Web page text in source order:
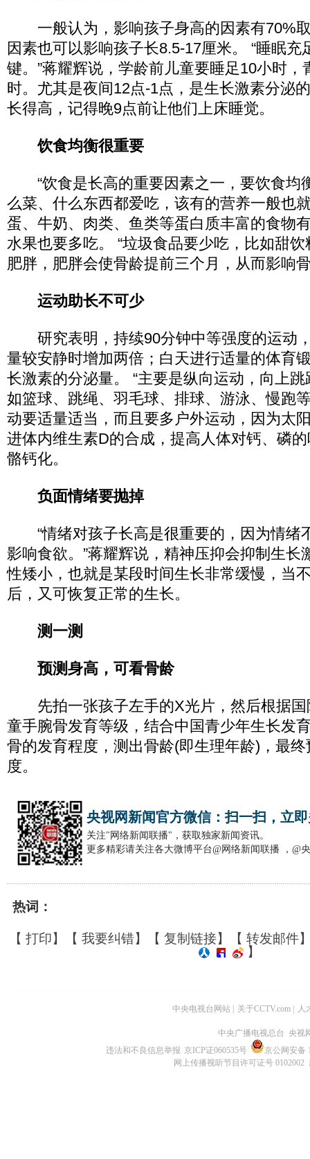
一般认为，影响孩子身高的因素有70%
因素也可以影响孩子长8.5-17厘米。 “睡眠充
键。”蒋耀辉说，学龄前儿童要睡足10小时，
时。尤其是夜间12点-1点，是生长激素分泌
长得高，记得晚9点前让他们上床睡觉。
饮食均衡很重要
“饮食是长高的重要因素之一，要饮食均
么菜、什么东西都爱吃，该有的营养一般也
蛋、牛奶、肉类、鱼类等蛋白质丰富的食物
水果也要多吃。 “垃圾食品要少吃，比如甜
肥胖，肥胖会使骨龄提前三个月，从而影响
运动助长不可少
研究表明，持续90分钟中等强度的运动
量较安静时增加两倍；白天进行适量的体育
长激素的分泌量。 “主要是纵向运动，向上
如篮球、跳绳、羽毛球、排球、游泳、慢跑
动要适量适当，而且要多户外运动，因为太
进体内维生素D的合成，提高人体对钙、磷
骼钙化。
负面情绪要抛掉
“情绪对孩子长高是很重要的，因为情绪
影响食欲。”蒋耀辉说，精神压抑会抑制生长
性矮小，也就是某段时间生长非常缓慢，当
后，又可恢复正常的生长。
测一测
预测身高，可看骨龄
先拍一张孩子左手的X光片，然后根据国
童手腕骨发育等级，结合中国青少年生长发
骨的发育程度，测出骨龄(即生理年龄)，最
度。
央视网新闻官方微信：扫一扫，立
关注"网络新闻联播"，获取独家新闻资讯。
更多精彩请关注各大微博平台@网络新闻联播 ，@
热词：
【 打印】【 我要纠错】【 复制链接】【 转发邮件
】
中央电视台网站 关于CCTV.com 人
中央广播电视总台 央视
违法和不良信息举报 京ICP证060535号
京公网安备
网上传播视听节目许可证号 0102002